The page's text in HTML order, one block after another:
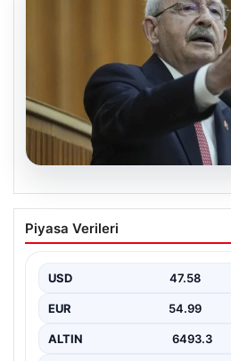
05.08.2026
Kılıçdaroğlu: Hesap
vermekten de
Piyasa Verileri
USD 47.58
EUR 54.99
ALTIN 6493.3